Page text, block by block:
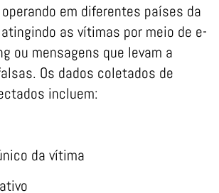
em diferentes países da
as vítimas por meio de e-
ou mensagens que levam a
Os dados coletados de
incluem:
da vítima